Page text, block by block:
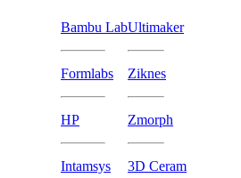
Bambu Lab
Formlabs
HP
Intamsys
Ultimaker
Ziknes
Zmorph
3D Ceram